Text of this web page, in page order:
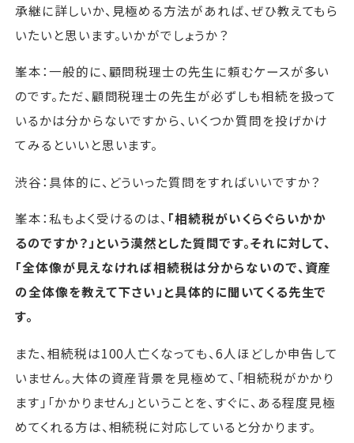
承継に詳しいか、見極める方法があれば、ぜひ教えてもら
いたいと思います。いかがでしょうか？
峯本：一般的に、顧問税理士の先生に頼むケースが多い
のです。ただ、顧問税理士の先生が必ずしも相続を扱って
いるかは分からないですから、いくつか質問を投げかけ
てみるといいと思います。
渋谷：具体的に、どういった質問をすればいいですか？
峯本：私もよく受けるのは、 「相続税がいくらぐらいかか
るのですか？」という漠然とした質問です。それに対して、
「全体像が見えなければ相続税は分からないので、資産
の全体像を教えて下さい」と具体的に聞いてくる先生で
す。
また、相続税は100人亡くなっても、6人ほどしか申告して
いません。大体の資産背景を見極めて、「相続税がかかり
ます」「かかりません」ということを、すぐに、ある程度見極
めてくれる方は、相続税に対応していると分かります。